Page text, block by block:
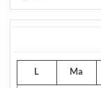
L Ma